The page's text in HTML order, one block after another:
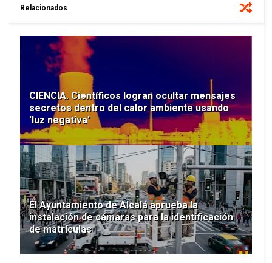
Relacionados
CIENCIA. Científicos logran ocultar mensajes
secretos dentro del calor ambiente usando
'luz negativa'
El Ayuntamiento de Alcalá aprueba la
instalación de cámaras para la identificación
de matrículas